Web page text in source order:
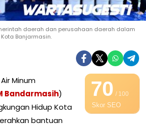
daerah dan perusahaan daerah dalam
Banjarmasin.
70/ 100
Skor SEO
Air Minum
Bandarmasih)
Hidup Kota
bantuan